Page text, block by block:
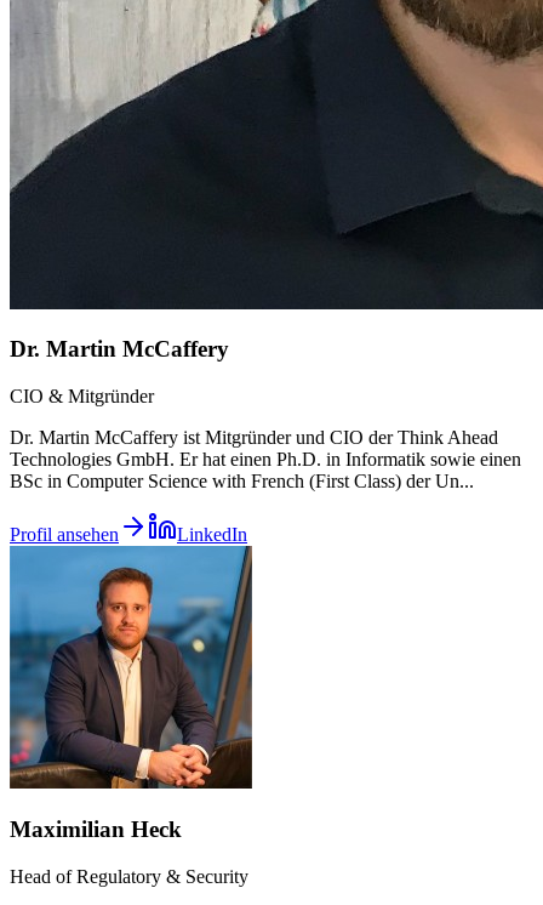
Dr. Martin McCaffery
CIO & Mitgründer
Dr. Martin McCaffery ist Mitgründer und CIO der Think Ahead
Technologies GmbH. Er hat einen Ph.D. in Informatik sowie einen
BSc in Computer Science with French (First Class) der Un...
Profil ansehen LinkedIn
Maximilian Heck
Head of Regulatory & Security